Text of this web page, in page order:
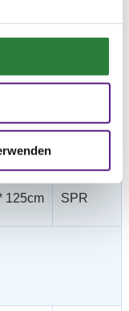
SPR
125cm SPR